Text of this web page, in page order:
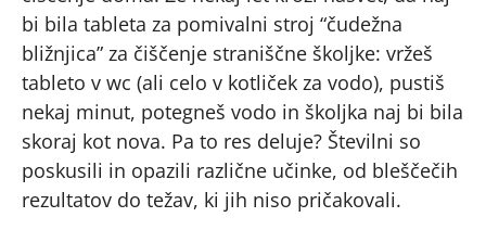
bi bila tableta za pomivalni stroj “čudežna
bližnjica” za čiščenje straniščne školjke: vržeš
tableto v wc (ali celo v kotliček za vodo), pustiš
nekaj minut, potegneš vodo in školjka naj bi bila
skoraj kot nova. Pa to res deluje? Številni so
poskusili in opazili različne učinke, od bleščečih
rezultatov do težav, ki jih niso pričakovali.